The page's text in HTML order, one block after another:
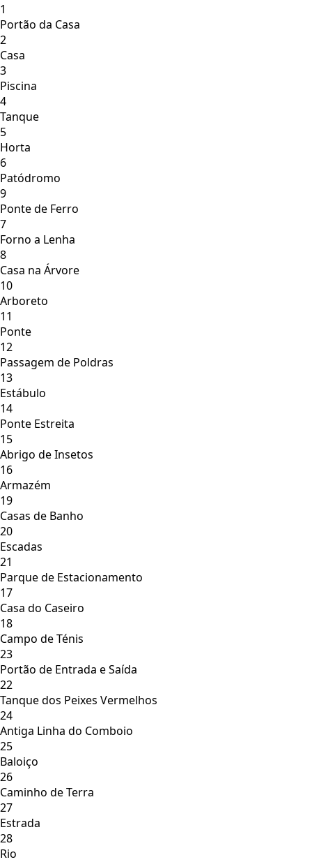
1
Portão da Casa
2
Casa
3
Piscina
4
Tanque
5
Horta
6
Patódromo
9
Ponte de Ferro
7
Forno a Lenha
8
Casa na Árvore
10
Arboreto
11
Ponte
12
Passagem de Poldras
13
Estábulo
14
Ponte Estreita
15
Abrigo de Insetos
16
Armazém
19
Casas de Banho
20
Escadas
21
Parque de Estacionamento
17
Casa do Caseiro
18
Campo de Ténis
23
Portão de Entrada e Saída
22
Tanque dos Peixes Vermelhos
24
Antiga Linha do Comboio
25
Baloiço
26
Caminho de Terra
27
Estrada
28
Rio